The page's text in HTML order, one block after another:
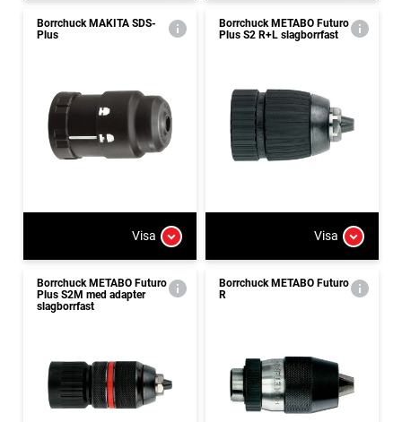
Borrchuck MAKITA SDS-
Plus
Visa
Borrchuck METABO Futuro
Plus S2 R+L slagborrfast
Visa
Borrchuck METABO Futuro
Plus S2M med adapter
slagborrfast
Borrchuck METABO Futuro
R